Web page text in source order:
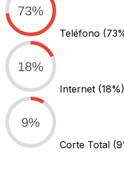
73%
Teléfono
18%
Internet (18%)
9%
Corte Total